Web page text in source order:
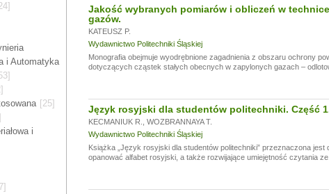
Drodzy Klienci!
Ze względu na przerwę wakacyjną, w dniach od
zamówienia mogą być realizowane z opóźnieniem.
Dziękujemy za wyrozumiałość.
i Automatyka
[25]
i
Jakość wybranych pomiarów i obliczeń w
gazów.
KATEUSZ P.
Wydawnictwo Politechniki Śląskiej
Monografia obejmuje wyodrębnione zagadnienia z obszaru ochrony
dotyczących cząstek stałych obecnych w zapylonych gazach –
Język rosyjski dla studentów politechniki. Część
KECMANIUK R.
WOZBRANNAYA T.
Wydawnictwo Politechniki Śląskiej
Książka „Język rosyjski dla studentów politechniki” przeznaczona
opanować alfabet rosyjski, a także rozwijające umiejętność czytania